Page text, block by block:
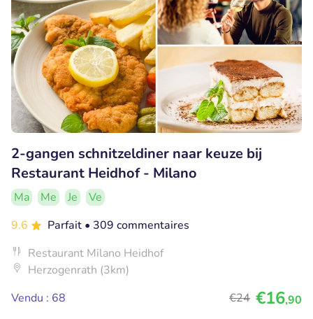
2-gangen schnitzeldiner naar keuze bij
Restaurant Heidhof - Milano
Ma Me Je
Ve
9.6
Parfait • 309 commentaires
Restaurant Milano Heidhof
Herzogenrath (3km)
Vendu : 68
€24 €16,90